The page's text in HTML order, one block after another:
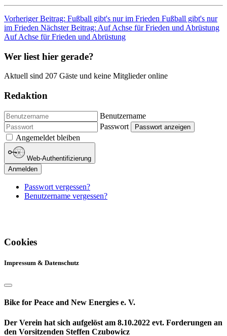
Vorheriger Beitrag: Fußball gibt's nur im Frieden Fußball gibt's nur
im Frieden Nächster Beitrag: Auf Achse für Frieden und Abrüstung
Auf Achse für Frieden und Abrüstung
Wer liest hier gerade?
Aktuell sind 207 Gäste und keine Mitglieder online
Redaktion
Benutzername
Passwort
Passwort anzeigen
Angemeldet bleiben
Web-Authentifizierung
Anmelden
Passwort vergessen?
Benutzername vergessen?
Cookies
Impressum & Datenschutz
Bike for Peace and New Energies e. V.
Der Verein hat sich aufgelöst am 8.10.2022 evt. Forderungen an
den Vorsitzenden Steffen Czubowicz